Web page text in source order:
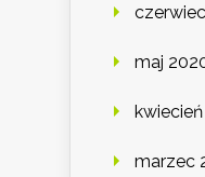
maj
marzec